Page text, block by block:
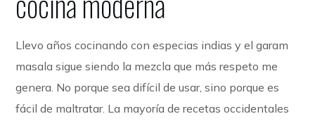
Llevo años cocinando con especias indias y el garam
masala sigue siendo la mezcla que más respeto me
genera. No porque sea difícil de usar, sino porque es
fácil de maltratar. La mayoría de recetas occidentales